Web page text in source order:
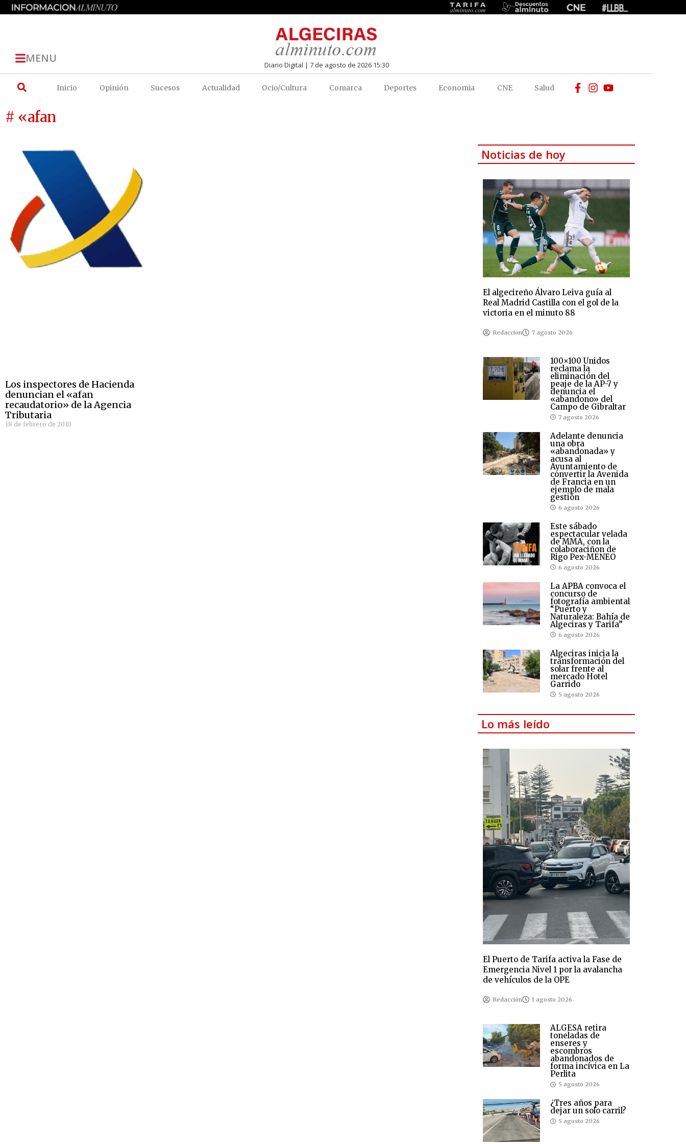
MENU Diario Digital | 7 de agosto de 2026 15:30
Inicio Opinión Sucesos Actualidad Ocio/Cultura Comarca Deportes Economia CNE Salud
# «afan
Los inspectores de Hacienda
denuncian el «afan
recaudatorio» de la Agencia
Tributaria
18 de febrero de 2010
Noticias de hoy
El algecireño Álvaro Leiva guía al
Real Madrid Castilla con el gol de la
victoria en el minuto 88
Redaccion 7 agosto 2026
100×100 Unidos
reclama la
eliminación del
peaje de la AP-7 y
denuncia el
«abandono» del
Campo de Gibraltar
7 agosto 2026
Adelante denuncia
una obra
«abandonada» y
acusa al
Ayuntamiento de
convertir la Avenida
de Francia en un
ejemplo de mala
gestión
6 agosto 2026
Este sábado
espectacular velada
de MMA, con la
colaboraciñon de
Rigo Pex-MENEO
6 agosto 2026
La APBA convoca el
concurso de
fotografía ambiental
“Puerto y
Naturaleza: Bahía de
Algeciras y Tarifa”
6 agosto 2026
Algeciras inicia la
transformación del
solar frente al
mercado Hotel
Garrido
5 agosto 2026
Lo más leído
El Puerto de Tarifa activa la Fase de
Emergencia Nivel 1 por la avalancha
de vehículos de la OPE
Redacción 1 agosto 2026
ALGESA retira
toneladas de
enseres y
escombros
abandonados de
forma incívica en La
Perlita
5 agosto 2026
¿Tres años para
dejar un solo carril?
5 agosto 2026